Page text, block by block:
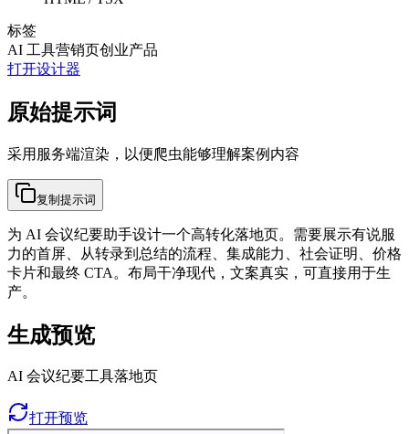
标签
AI 工具营销页创业产品
打开设计器
原始提示词
采用服务端渲染，以便爬虫能够理解案例内容
复制提示词
为 AI 会议纪要助手设计一个高转化落地页。需要展示有说服
力的首屏、从转录到总结的流程、集成能力、社会证明、价格
卡片和最终 CTA。布局干净现代，文案真实，可直接用于生
产。
生成预览
AI 会议纪要工具落地页
打开预览